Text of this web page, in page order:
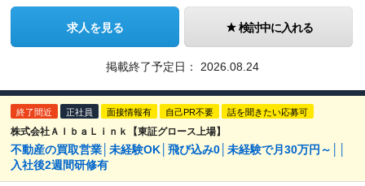
求人を見る 検討中に入れる
掲載終了予定日： 2026.08.24
終了間近 正社員 面接情報有 自己PR不要 話を聞きたい応募可
株式会社ＡｌｂａＬｉｎｋ【東証グロース上場】
不動産の買取営業│未経験OK│飛び込み0│未経験で月30万円～││
入社後2週間研修有